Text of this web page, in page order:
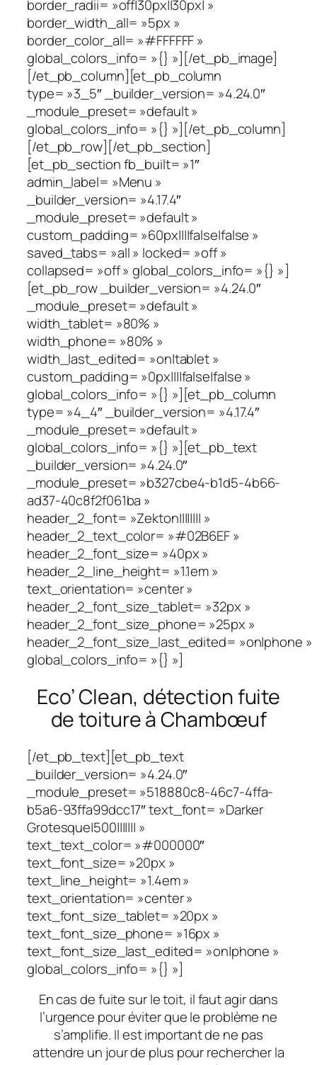
border_radii= »off|30px||30px| »
border_width_all= »5px »
border_color_all= »#FFFFFF »
global_colors_info= »{} »][/et_pb_image]
[/et_pb_column][et_pb_column
type= »3_5″ _builder_version= »4.24.0″
_module_preset= »default »
global_colors_info= »{} »][/et_pb_column]
[/et_pb_row][/et_pb_section]
[et_pb_section fb_built= »1″
admin_label= »Menu »
_builder_version= »4.17.4″
_module_preset= »default »
custom_padding= »60px||||false|false »
saved_tabs= »all » locked= »off »
collapsed= »off » global_colors_info= »{} »]
[et_pb_row _builder_version= »4.24.0″
_module_preset= »default »
width_tablet= »80% »
width_phone= »80% »
width_last_edited= »on|tablet »
custom_padding= »0px||||false|false »
global_colors_info= »{} »][et_pb_column
type= »4_4″ _builder_version= »4.17.4″
_module_preset= »default »
global_colors_info= »{} »][et_pb_text
_builder_version= »4.24.0″
_module_preset= »b327cbe4-b1d5-4b66-
ad37-40c8f2f061ba »
header_2_font= »Zekton|||||||| »
header_2_text_color= »#02B6EF »
header_2_font_size= »40px »
header_2_line_height= »1.1em »
text_orientation= »center »
header_2_font_size_tablet= »32px »
header_2_font_size_phone= »25px »
header_2_font_size_last_edited= »on|phone »
global_colors_info= »{} »]
Eco’ Clean, détection fuite
de toiture à Chambœuf
[/et_pb_text][et_pb_text
_builder_version= »4.24.0″
_module_preset= »518880c8-46c7-4ffa-
b5a6-93ffa99dcc17″ text_font= »Darker
Grotesque|500||||||| »
text_text_color= »#000000″
text_font_size= »20px »
text_line_height= »1.4em »
text_orientation= »center »
text_font_size_tablet= »20px »
text_font_size_phone= »16px »
text_font_size_last_edited= »on|phone »
global_colors_info= »{} »]
En cas de fuite sur le toit, il faut agir dans
l’urgence pour éviter que le problème ne
s’amplifie. Il est important de ne pas
attendre un jour de plus pour rechercher la